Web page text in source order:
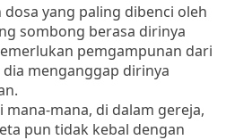
yang paling dibenci oleh
sombong berasa dirinya
pemgampunan dari
menganggap dirinya
mana, di dalam gereja,
pun tidak kebal dengan